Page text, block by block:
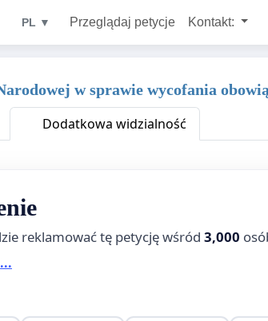
PL ▼ Przeglądaj petycje Kontakt:
w sprawie wycofania
Dodatkowa widzialność
reklamować tę petycję wśród 3,000